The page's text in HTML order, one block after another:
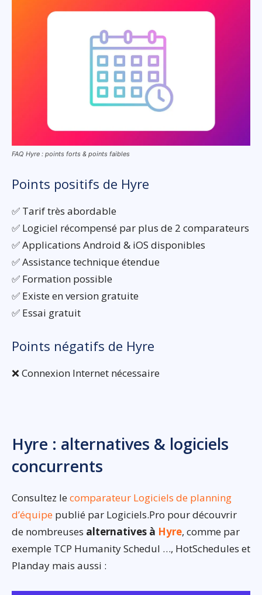
FAQ Hyre : points forts & points faibles
Points positifs de Hyre
✅ Tarif très abordable
✅ Logiciel récompensé par plus de 2 comparateurs
✅ Applications Android & iOS disponibles
✅ Assistance technique étendue
✅ Formation possible
✅ Existe en version gratuite
✅ Essai gratuit
Points négatifs de Hyre
❌ Connexion Internet nécessaire
Hyre : alternatives & logiciels
concurrents
Consultez lecomparateur Logiciels de planning
d’équipe publié par Logiciels.Pro pour découvrir
de nombreuses alternatives à Hyre, comme par
exemple TCP Humanity Schedul …, HotSchedules et
Planday mais aussi :